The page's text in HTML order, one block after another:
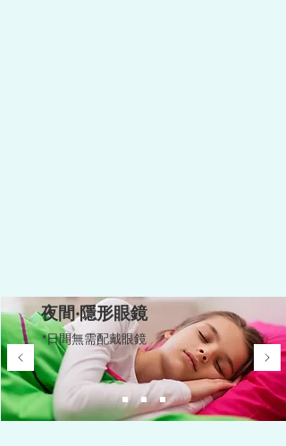
夜間‧隱形眼鏡
*日間無需配戴眼鏡